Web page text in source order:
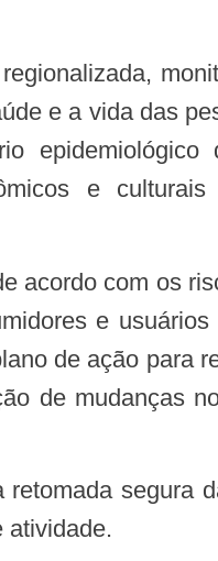
e a vida das
epidemiológico
e
e
de ação para
de mudanças
atividade.